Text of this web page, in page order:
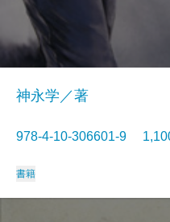
神永学／著
978-4-10-306601-9
書籍